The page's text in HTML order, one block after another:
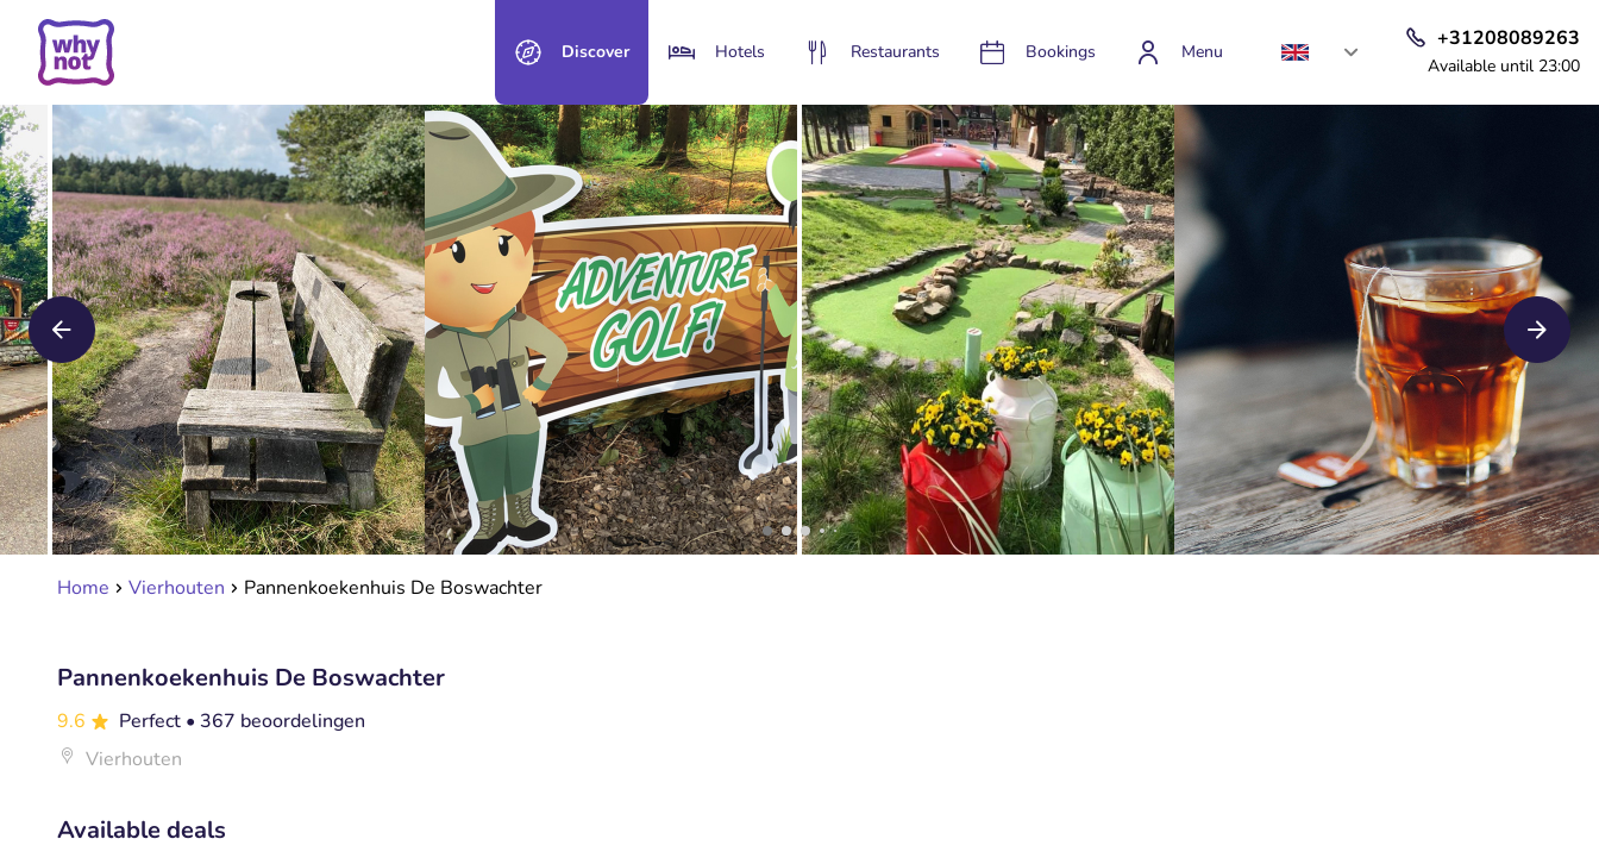
Discover Hotels Restaurants Bookings Menu
+31208089263
Available until 23:00
Home Vierhouten Pannenkoekenhuis De Boswachter
Pannenkoekenhuis De Boswachter
9.6 Perfect • 367 beoordelingen
Vierhouten
Available deals